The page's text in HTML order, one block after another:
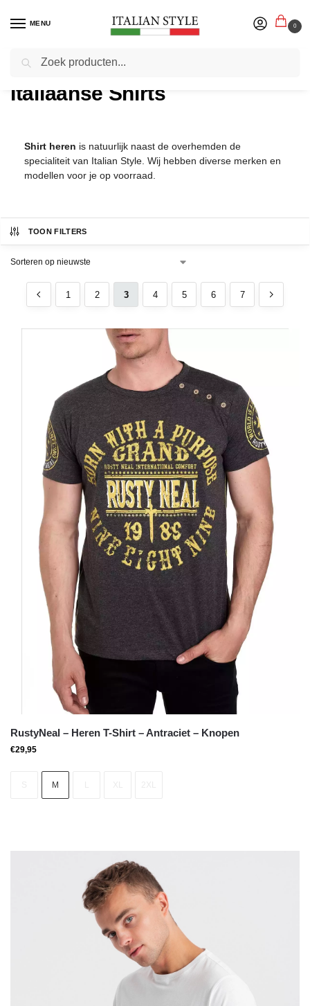
MENU 0
Home Herenmode / Italiaanse Shirts
Italiaanse Shirts
Shirt heren is natuurlijk naast de overhemden de
specialiteit van Italian Style. Wij hebben diverse merken en
modellen voor je op voorraad.
TOON FILTERS
1 2 3 4 5 6 7
RustyNeal – Heren T-Shirt – Antraciet – Knopen
€29,95
M